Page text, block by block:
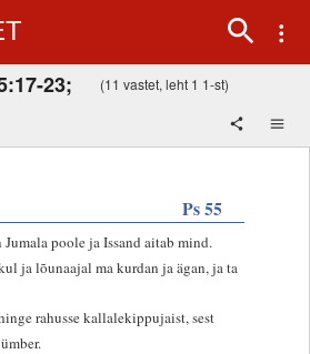
23; (11 vastet, leht 1 1-st)
Ps 55
Jumala poole ja Issand aitab mind.
ja lõunaajal ma kurdan ja ägan, ja ta
rahusse kallalekippujaist, sest